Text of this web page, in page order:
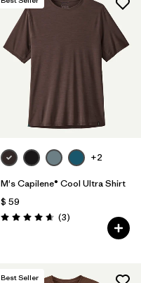
+2
M's Capilene® Cool Ultra Shirt
$ 59
Valoración: 4.7 / 5
(3Comentarios
)
Best Seller